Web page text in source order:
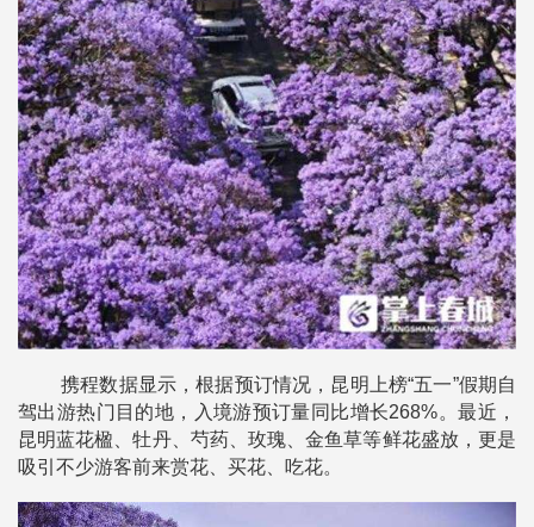
携程数据显示，根据预订情况，昆明上榜“五一”假期自
驾出游热门目的地，入境游预订量同比增长268%。最近，
昆明蓝花楹、牡丹、芍药、玫瑰、金鱼草等鲜花盛放，更是
吸引不少游客前来赏花、买花、吃花。